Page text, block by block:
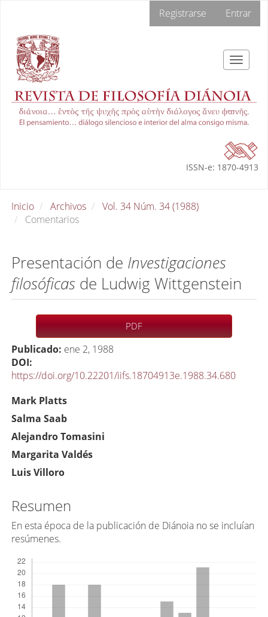
Contenido
principal
Barra
lateral
Registrarse Entrar
Toggle
ISSN-e: 1870-4913
Inicio Archivos
Vol. 34 Núm. 34 (1988)
Comentarios
Presentación de Investigaciones
filosóficas de Ludwig Wittgenstein
Barra
lateral
del
artículo
PDF
Publicado: ene 2, 1988
DOI:
https://doi.org/10.22201/iifs.18704913e.1988.34.680
C
o
n
t
e
n
d
o
p
n
Mark Platts
Salma Saab
Alejandro Tomasini
Margarita Valdés
Luis Villoro
Resumen
En esta época de la publicación de Diánoia no se incluían
resúmenes.